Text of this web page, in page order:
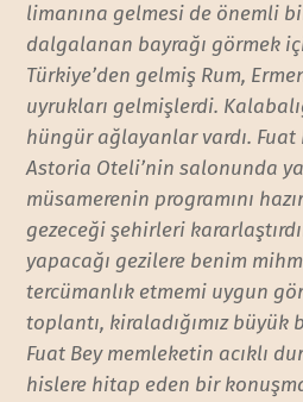
limanına gelmesi de önemli
dalgalanan bayrağı görmek
Türkiye’den gelmiş Rum,
uyrukları gelmişlerdi.
hüngür ağlayanlar vardı. Fuat
Astoria Oteli’nin salonunda
müsamerenin programını
gezeceği şehirleri
yapacağı gezilere benim
tercümanlık etmemi uygun
toplantı, kiraladığımız büyük
Fuat Bey memleketin acıklı
hislere hitap eden bir